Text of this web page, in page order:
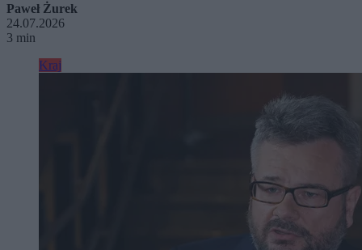
Paweł Żurek
24.07.2026
3 min
Kraj